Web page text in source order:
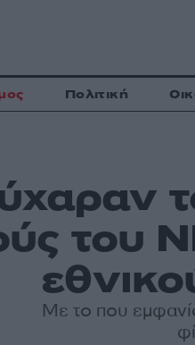
Πολιτική
του
Με το που